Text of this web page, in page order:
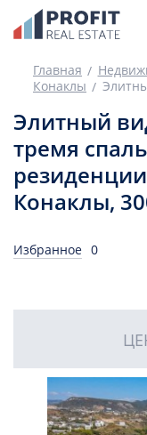
Главная
Конаклы
Элитный
тремя
Конаклы,
Избранное 0